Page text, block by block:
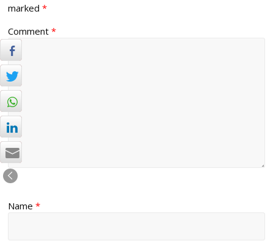
marked*
Comment*
Name*